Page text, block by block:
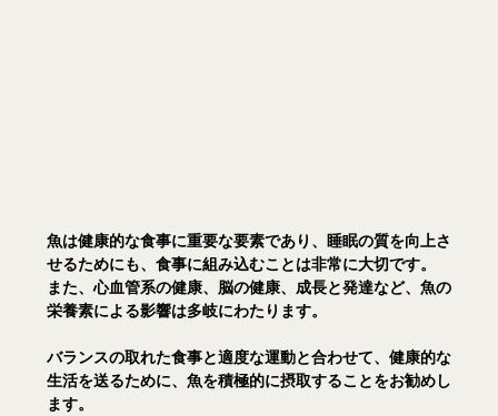
魚は健康的な食事に重要な要素であり、睡眠の質を向上さ
せるためにも、食事に組み込むことは非常に大切です。
また、心血管系の健康、脳の健康、成長と発達など、魚の
栄養素による影響は多岐にわたります。
バランスの取れた食事と適度な運動と合わせて、健康的な
生活を送るために、魚を積極的に摂取することをお勧めし
ます。